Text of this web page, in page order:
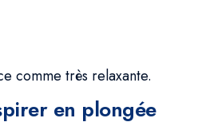
comme très relaxante.
en plongée